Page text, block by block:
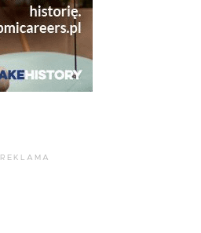
REKLAMA